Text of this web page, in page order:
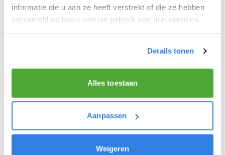
informatie die u aan ze heeft verstrekt of die ze hebben
verzameld op basis van uw gebruik van hun services.
Details tonen
Alles toestaan
Aanpassen
Weigeren
Meld je aan als krantenbezorger!